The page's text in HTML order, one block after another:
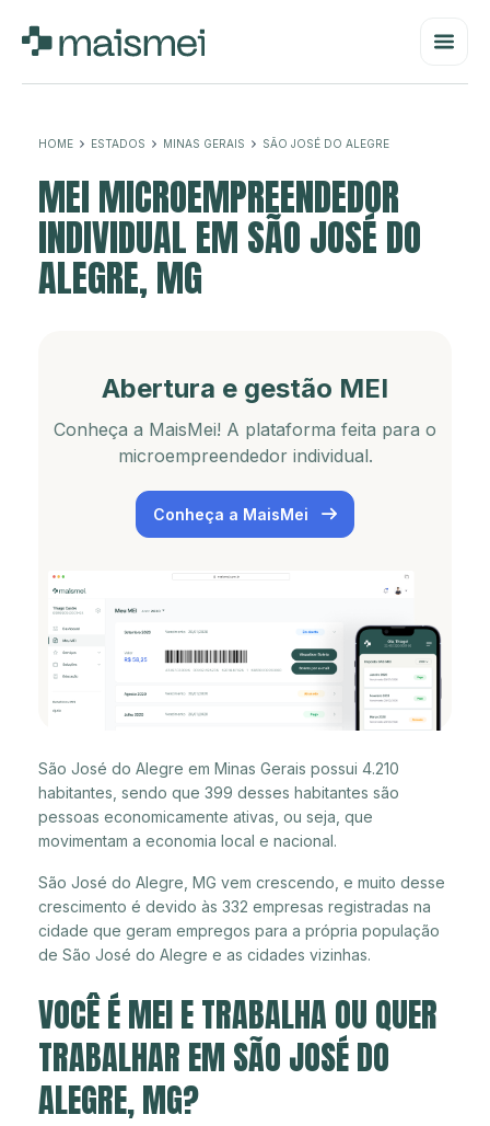
HOME ESTADOS MINAS GERAIS SÃO JOSÉ DO ALEGRE
MEI MICROEMPREENDEDOR
INDIVIDUAL EM SÃO JOSÉ DO
ALEGRE, MG
Abertura e gestão MEI
Conheça a MaisMei! A plataforma feita para o
microempreendedor individual.
Conheça a MaisMei
São José do Alegre em Minas Gerais possui 4.210
habitantes, sendo que 399 desses habitantes são
pessoas economicamente ativas, ou seja, que
movimentam a economia local e nacional.
São José do Alegre, MG vem crescendo, e muito desse
crescimento é devido às 332 empresas registradas na
cidade que geram empregos para a própria população
de São José do Alegre e as cidades vizinhas.
VOCÊ É MEI E TRABALHA OU QUER
TRABALHAR EM SÃO JOSÉ DO
ALEGRE, MG?